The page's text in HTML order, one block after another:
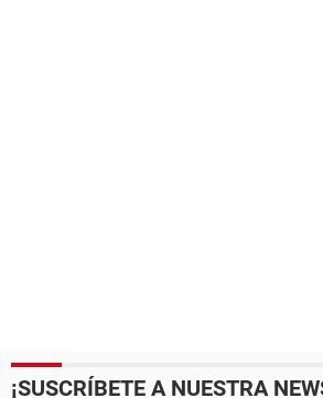
¡SUSCRÍBETE A NUESTRA